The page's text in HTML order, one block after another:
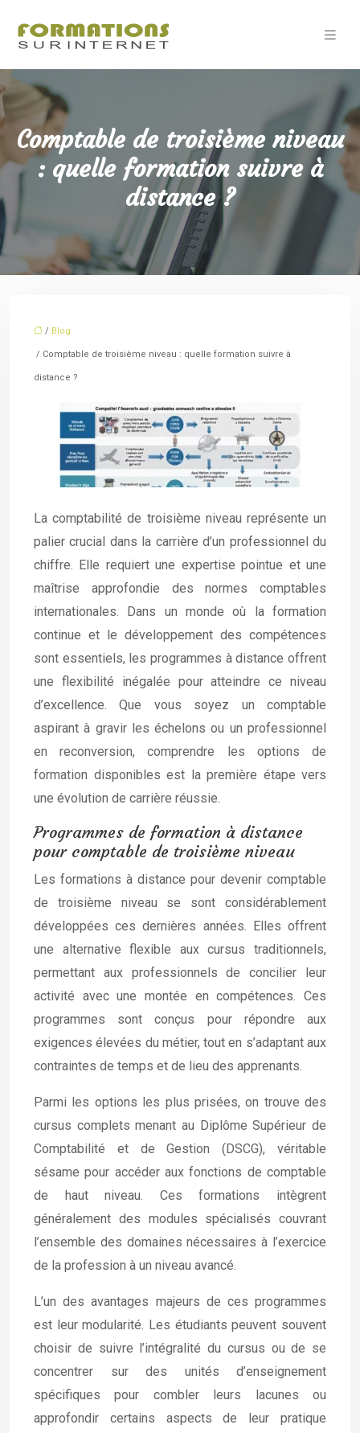
Comptable de troisième niveau
: quelle formation suivre à
distance ?
/ Blog
/ Comptable de troisième niveau : quelle formation suivre à
distance ?
La comptabilité de troisième niveau représente un
palier crucial dans la carrière d’un professionnel du
chiffre. Elle requiert une expertise pointue et une
maîtrise approfondie des normes comptables
internationales. Dans un monde où la formation
continue et le développement des compétences
sont essentiels, les programmes à distance offrent
une flexibilité inégalée pour atteindre ce niveau
d’excellence. Que vous soyez un comptable
aspirant à gravir les échelons ou un professionnel
en reconversion, comprendre les options de
formation disponibles est la première étape vers
une évolution de carrière réussie.
Programmes de formation à distance
pour comptable de troisième niveau
Les formations à distance pour devenir comptable
de troisième niveau se sont considérablement
développées ces dernières années. Elles offrent
une alternative flexible aux cursus traditionnels,
permettant aux professionnels de concilier leur
activité avec une montée en compétences. Ces
programmes sont conçus pour répondre aux
exigences élevées du métier, tout en s’adaptant aux
contraintes de temps et de lieu des apprenants.
Parmi les options les plus prisées, on trouve des
cursus complets menant au Diplôme Supérieur de
Comptabilité et de Gestion (DSCG), véritable
sésame pour accéder aux fonctions de comptable
de haut niveau. Ces formations intègrent
généralement des modules spécialisés couvrant
l’ensemble des domaines nécessaires à l’exercice
de la profession à un niveau avancé.
L’un des avantages majeurs de ces programmes
est leur modularité. Les étudiants peuvent souvent
choisir de suivre l’intégralité du cursus ou de se
concentrer sur des unités d’enseignement
spécifiques pour combler leurs lacunes ou
approfondir certains aspects de leur pratique